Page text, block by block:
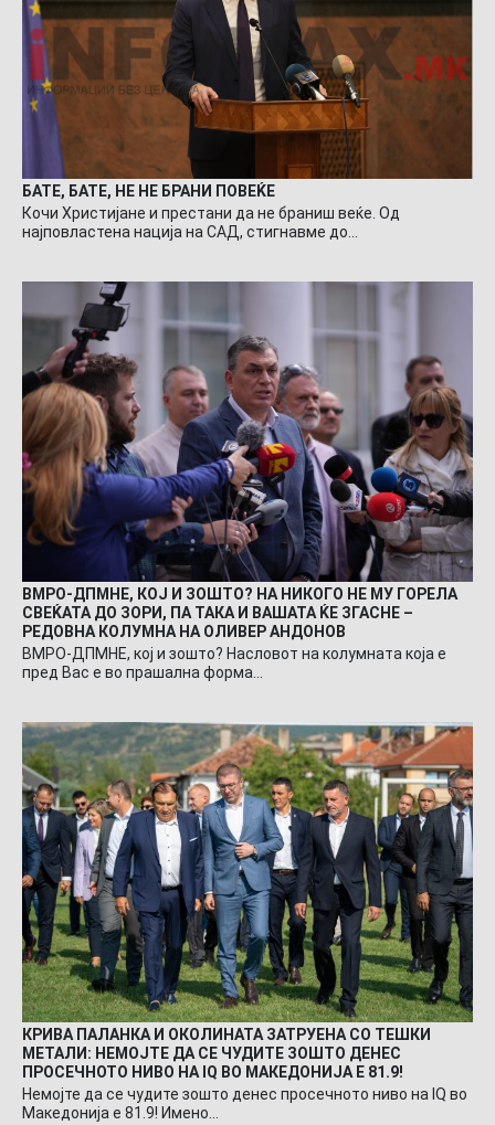
БАТЕ, БАТЕ, НЕ НЕ БРАНИ ПОВЕЌЕ
Кочи Христијане и престани да не браниш веќе. Од
најповластена нација на САД, стигнавме до…
ВМРО-ДПМНЕ, КОЈ И ЗОШТО? НА НИКОГО НЕ МУ ГОРЕЛА
СВЕЌАТА ДО ЗОРИ, ПА ТАКА И ВАШАТА ЌЕ ЗГАСНЕ –
РЕДОВНА КОЛУМНА НА ОЛИВЕР АНДОНОВ
ВМРО-ДПМНЕ, кој и зошто? Насловот на колумната која е
пред Вас е во прашална форма…
КРИВА ПАЛАНКА И ОКОЛИНАТА ЗАТРУЕНА СО ТЕШКИ
МЕТАЛИ: НЕМОЈТЕ ДА СЕ ЧУДИТЕ ЗОШТО ДЕНЕС
ПРОСЕЧНОТО НИВО НА IQ ВО МАКЕДОНИЈА Е 81.9!
Немојте да се чудите зошто денес просечното ниво на IQ во
Македонија е 81.9! Имено…